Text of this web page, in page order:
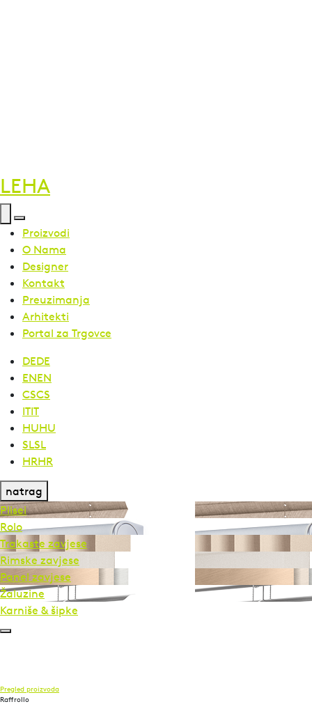
LEHA
Proizvodi
O Nama
Designer
Kontakt
Preuzimanja
Arhitekti
Portal za Trgovce
DEDE
ENEN
CSCS
ITIT
HUHU
SLSL
HRHR
natrag
Plisei
Rolo
Trakaste zavjese
Rimske zavjese
Panel zavjese
Žaluzine
Karniše & šipke
Pregled proizvoda
Raffrollo